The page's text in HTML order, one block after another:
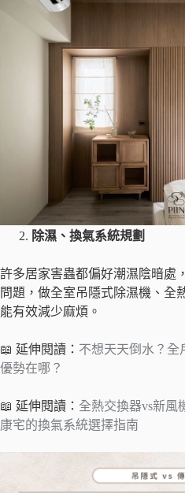
除濕、換氣系統規劃
許多居家害蟲都偏好潮濕陰暗處
問題，做全室吊隱式除濕機、全
能有效減少麻煩。
📖 延伸閱讀： 不想天天倒水？全
優勢在哪？
📖 延伸閱讀： 全熱交換器vs新風
康宅的換氣系統選擇指南